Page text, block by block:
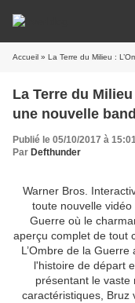
Accueil » La Terre du Milieu :
La Terre du
une nouvelle
Publié le 05/10/2017 à
Par Defthunder
Warner Bros.
toute nouvelle
Guerre où le
aperçu complet de tout
L’Ombre de la
l'histoire de départ
présentant le vaste
caractéristiques, Bruz